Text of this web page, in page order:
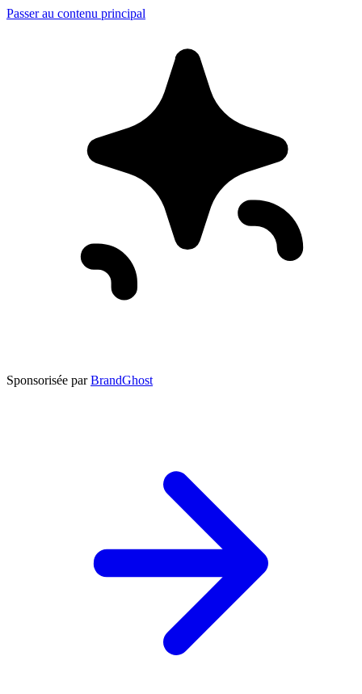
Passer au contenu principal
Sponsorisée par BrandGhost